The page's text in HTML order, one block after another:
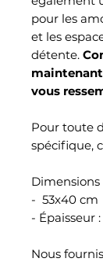
pour les
et les
détente.
vous
Pour toute
spécifique,
Dimensions
- 53x40 cm
- Épaisseur
Nous